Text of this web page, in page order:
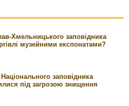
Хмельницького заповідника
музейними експонатами?
заповідника
під загрозою знищення